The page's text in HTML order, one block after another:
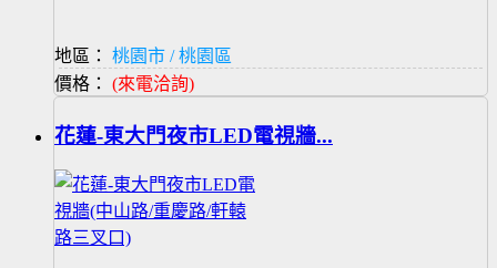
地區：
桃園市 / 桃園區
價格： (來電洽詢)
花蓮-東大門夜市LED電視牆...